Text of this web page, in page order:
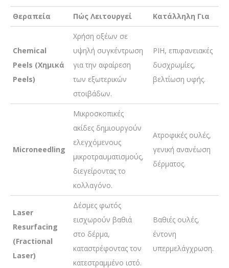
Θεραπεία Πώς Λειτουργεί Κατάλληλη Για
Chemical
Peels (Χημικά
Peels)
Χρήση οξέων σε
υψηλή συγκέντρωση
για την αφαίρεση
των εξωτερικών
στοιβάδων.
PIH, επιφανειακές
δυσχρωμίες,
βελτίωση υφής.
Microneedling
Μικροσκοπικές
ακίδες δημιουργούν
ελεγχόμενους
μικροτραυματισμούς,
διεγείροντας το
κολλαγόνο.
Ατροφικές ουλές,
γενική ανανέωση
δέρματος.
Laser
Resurfacing
(Fractional
Laser)
Δέσμες φωτός
εισχωρούν βαθιά
στο δέρμα,
καταστρέφοντας τον
κατεστραμμένο ιστό.
Βαθιές ουλές,
έντονη
υπερμελάγχρωση.